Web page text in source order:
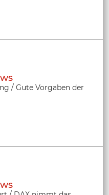
/ Gute Vorgaben der